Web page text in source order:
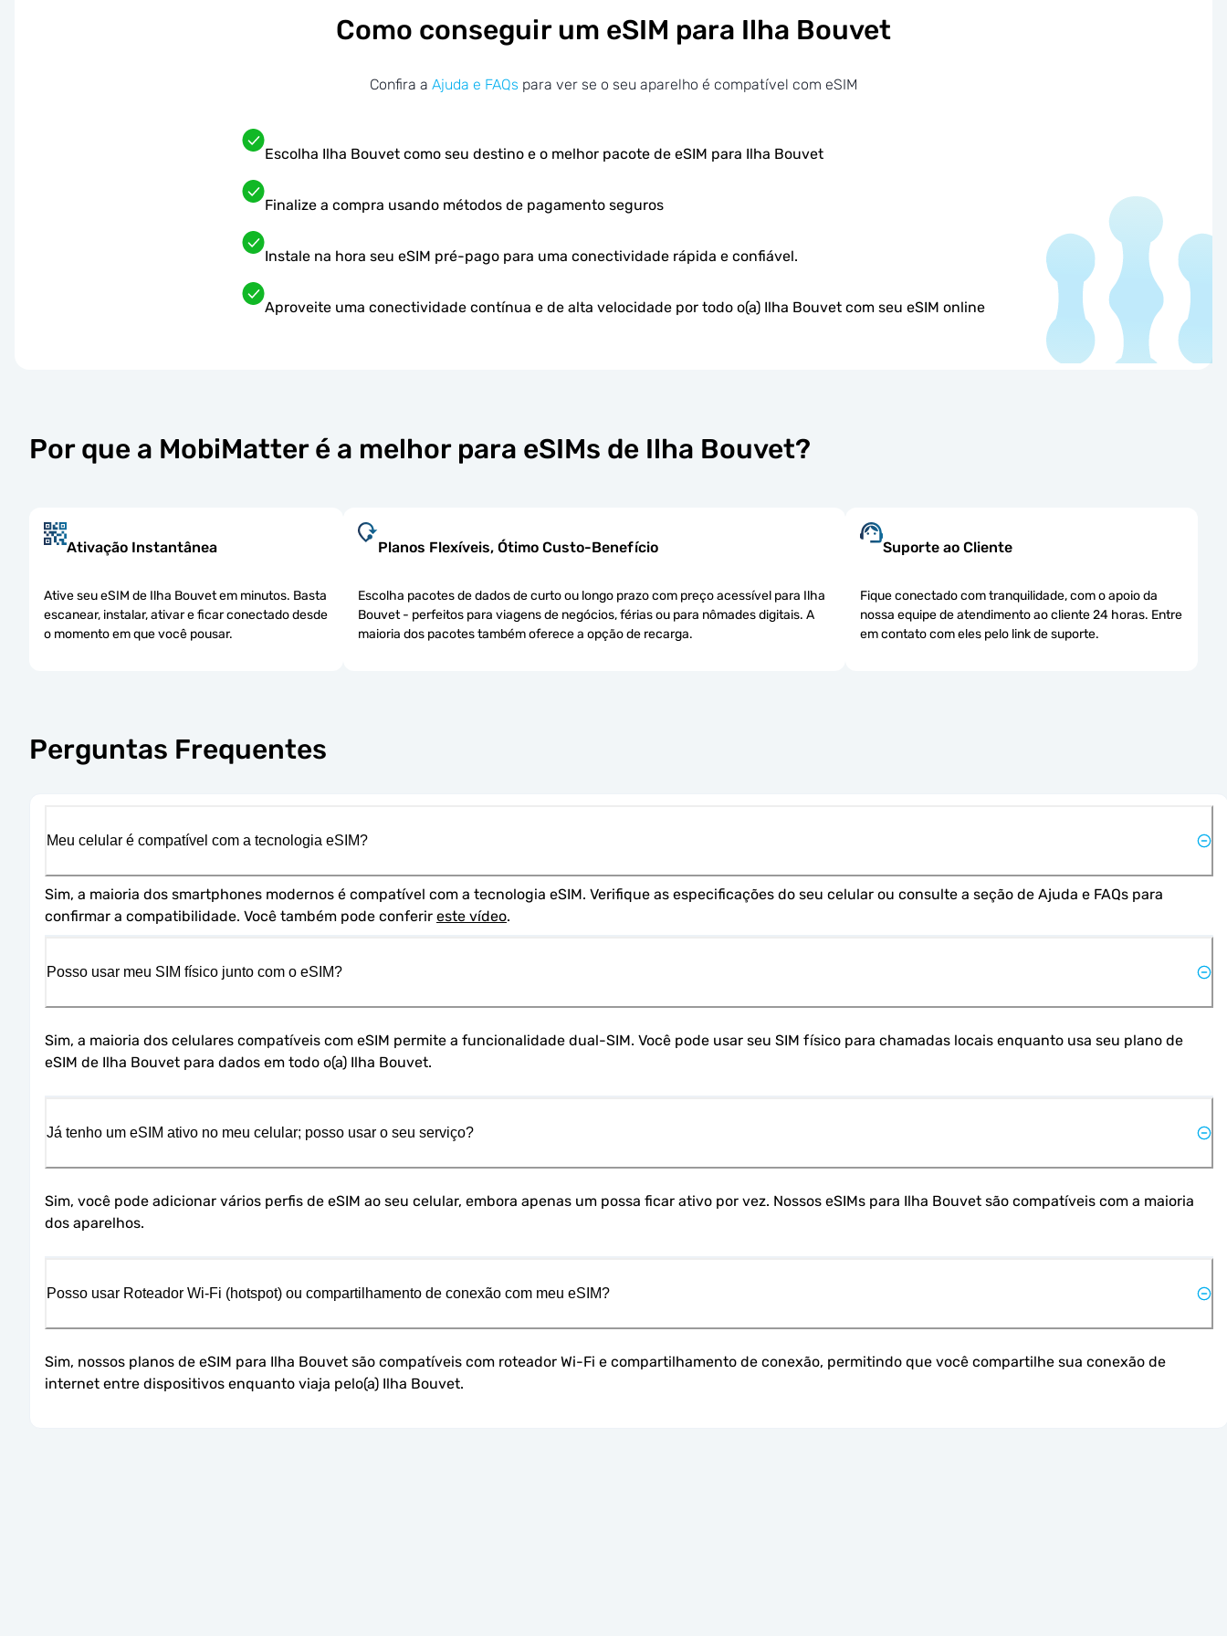
Como conseguir um eSIM para Ilha Bouvet
Confira a Ajuda e FAQs para ver se o seu aparelho é compatível com eSIM
Escolha Ilha Bouvet como seu destino e o melhor pacote de eSIM para Ilha Bouvet
Finalize a compra usando métodos de pagamento seguros
Instale na hora seu eSIM pré-pago para uma conectividade rápida e confiável.
Aproveite uma conectividade contínua e de alta velocidade por todo o(a) Ilha Bouvet com seu eSIM online
Por que a MobiMatter é a melhor para eSIMs de Ilha Bouvet?
Ativação Instantânea
Ative seu eSIM de Ilha Bouvet em minutos. Basta
escanear, instalar, ativar e ficar conectado desde
o momento em que você pousar.
Planos Flexíveis, Ótimo Custo-Benefício
Escolha pacotes de dados de curto ou longo prazo com preço acessível para Ilha
Bouvet - perfeitos para viagens de negócios, férias ou para nômades digitais. A
maioria dos pacotes também oferece a opção de recarga.
Suporte ao Cliente
Fique conectado com tranquilidade, com o apoio da
nossa equipe de atendimento ao cliente 24 horas. Entre
em contato com eles pelo link de suporte.
Perguntas Frequentes
Meu celular é compatível com a tecnologia eSIM?
Sim, a maioria dos smartphones modernos é compatível com a tecnologia eSIM. Verifique as especificações do seu celular ou consulte a seção de Ajuda e FAQs para
confirmar a compatibilidade. Você também pode conferir este vídeo.
Posso usar meu SIM físico junto com o eSIM?
Sim, a maioria dos celulares compatíveis com eSIM permite a funcionalidade dual-SIM. Você pode usar seu SIM físico para chamadas locais enquanto usa seu plano de
eSIM de Ilha Bouvet para dados em todo o(a) Ilha Bouvet.
Já tenho um eSIM ativo no meu celular; posso usar o seu serviço?
Sim, você pode adicionar vários perfis de eSIM ao seu celular, embora apenas um possa ficar ativo por vez. Nossos eSIMs para Ilha Bouvet são compatíveis com a maioria
dos aparelhos.
Posso usar Roteador Wi-Fi (hotspot) ou compartilhamento de conexão com meu eSIM?
Sim, nossos planos de eSIM para Ilha Bouvet são compatíveis com roteador Wi-Fi e compartilhamento de conexão, permitindo que você compartilhe sua conexão de
internet entre dispositivos enquanto viaja pelo(a) Ilha Bouvet.